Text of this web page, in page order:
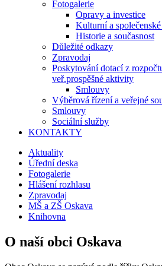
Fotogalerie
Opravy a investice
Kulturní a
Historie a současnost
Důležité odkazy
Zpravodaj
Poskytování dotací z
veř.prospěšné aktivity
Smlouvy
Výběrová řízení a veřejné
Smlouvy
Sociální služby
KONTAKTY
Aktuality
Úřední deska
Fotogalerie
Hlášení rozhlasu
Zpravodaj
MŠ a ZŠ Oskava
Knihovna
O naší obci Oskava